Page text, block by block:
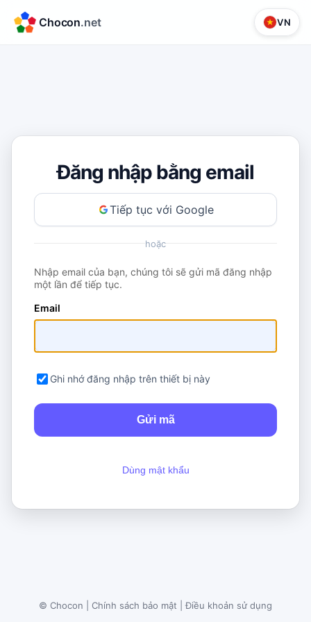
Chocon.net VN
Đăng nhập bằng email
Tiếp tục với Google
hoặc
Nhập email của bạn, chúng tôi sẽ gửi mã đăng nhập
một lần để tiếp tục.
Email
Ghi nhớ đăng nhập trên thiết bị này
Dùng mật khẩu
© Chocon Chính sách bảo mật |Điều khoản sử dụng